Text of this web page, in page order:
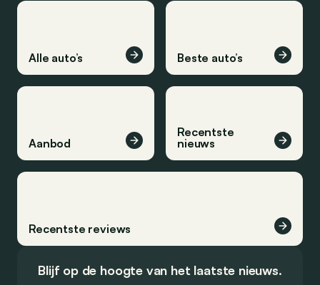
Alle auto’s Beste auto’s
Aanbod
Recentste
nieuws
Recentste reviews
Blijf op de hoogte van het laatste nieuws.